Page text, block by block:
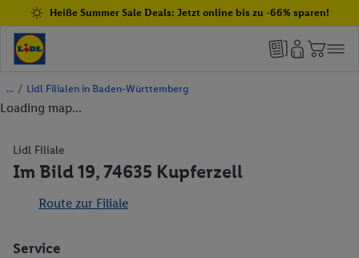
Heiße Summer Sale Deals: Jetzt online bis zu -66% sparen!
/ Lidl Filialen in Baden-Württemberg
Loading map...
Lidl Filiale
Im Bild 19, 74635 Kupferzell
Route zur Filiale
Service